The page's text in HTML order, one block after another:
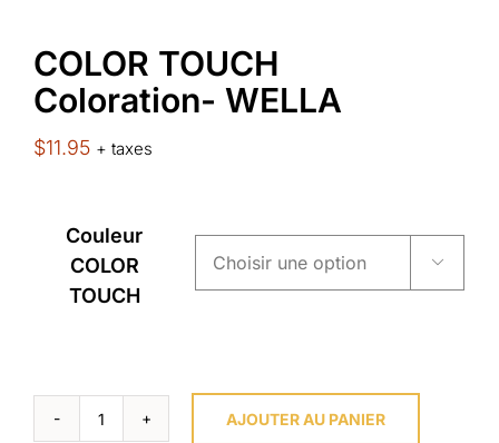
COLOR TOUCH
Coloration- WELLA
$11.95 + taxes
Couleur
COLOR
TOUCH

AJOUTER AU PANIER